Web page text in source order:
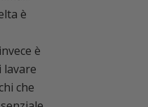
è
è
lavare
che